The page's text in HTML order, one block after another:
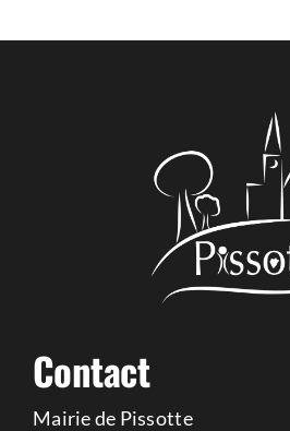
Contact
Mairie de Pissotte